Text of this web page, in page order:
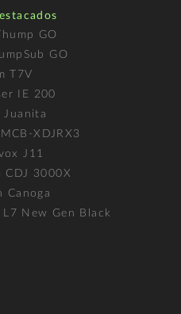
GO
GO
T7V
IE 200
Juanita
XDJRX3
J11
CDJ 3000X
Canoga
New Gen Black